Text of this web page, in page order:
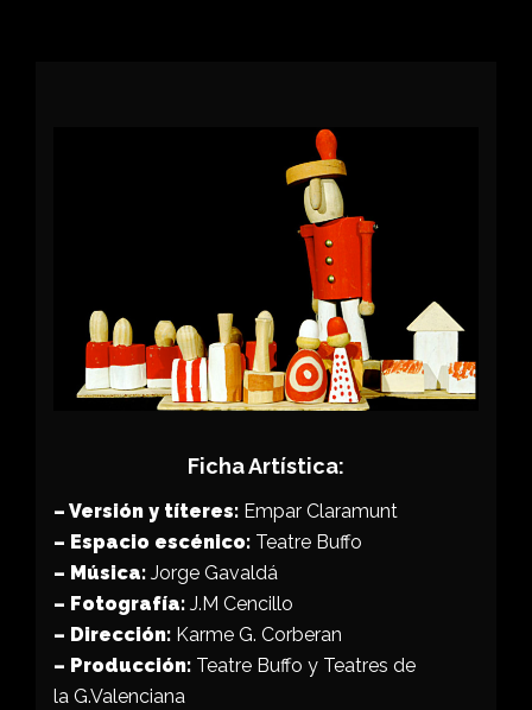
Ficha Artística:
– Versión y títeres: Empar Claramunt
– Espacio escénico: Teatre Buffo
– Música: Jorge Gavaldá
– Fotografía: J.M Cencillo
– Dirección: Karme G. Corberan
– Producción: Teatre Buffo y Teatres de
la G.Valenciana